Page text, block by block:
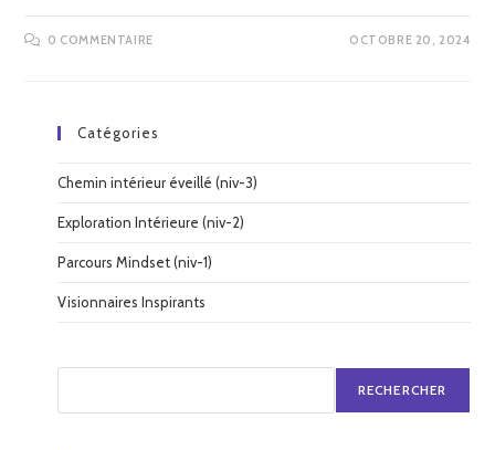
0 COMMENTAIRE OCTOBRE 20, 2024
Catégories
Chemin intérieur éveillé (niv-3)
Exploration Intérieure (niv-2)
Parcours Mindset (niv-1)
Visionnaires Inspirants
RECHERCHER